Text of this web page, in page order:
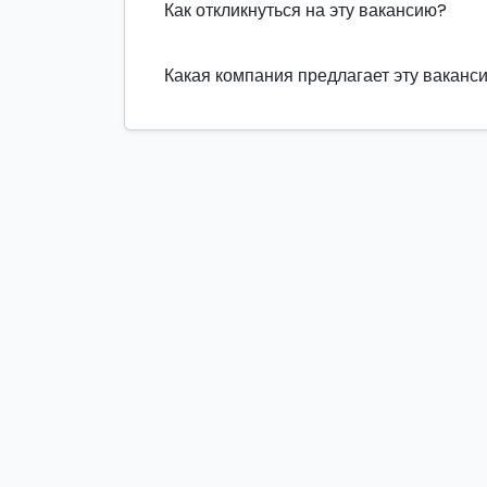
Как откликнуться на эту вакансию?
Какая компания предлагает эту